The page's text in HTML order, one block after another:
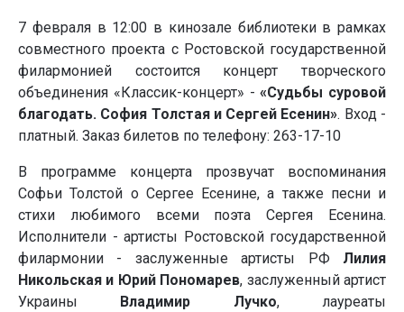
7 февраля в 12:00 в кинозале библиотеки в рамках
совместного проекта с Ростовской государственной
филармонией состоится концерт творческого
объединения «Классик-концерт» -«Судьбы суровой
благодать. София Толстая и Сергей Есенин». Вход -
платный. Заказ билетов по телефону: 263-17-10
В программе концерта прозвучат воспоминания
Софьи Толстой о Сергее Есенине, а также песни и
стихи любимого всеми поэта Сергея Есенина.
Исполнители - артисты Ростовской государственной
филармонии - заслуженные артисты РФ Лилия
Никольская и Юрий Пономарев, заслуженный артист
Украины
Владимир Лучко, лауреаты